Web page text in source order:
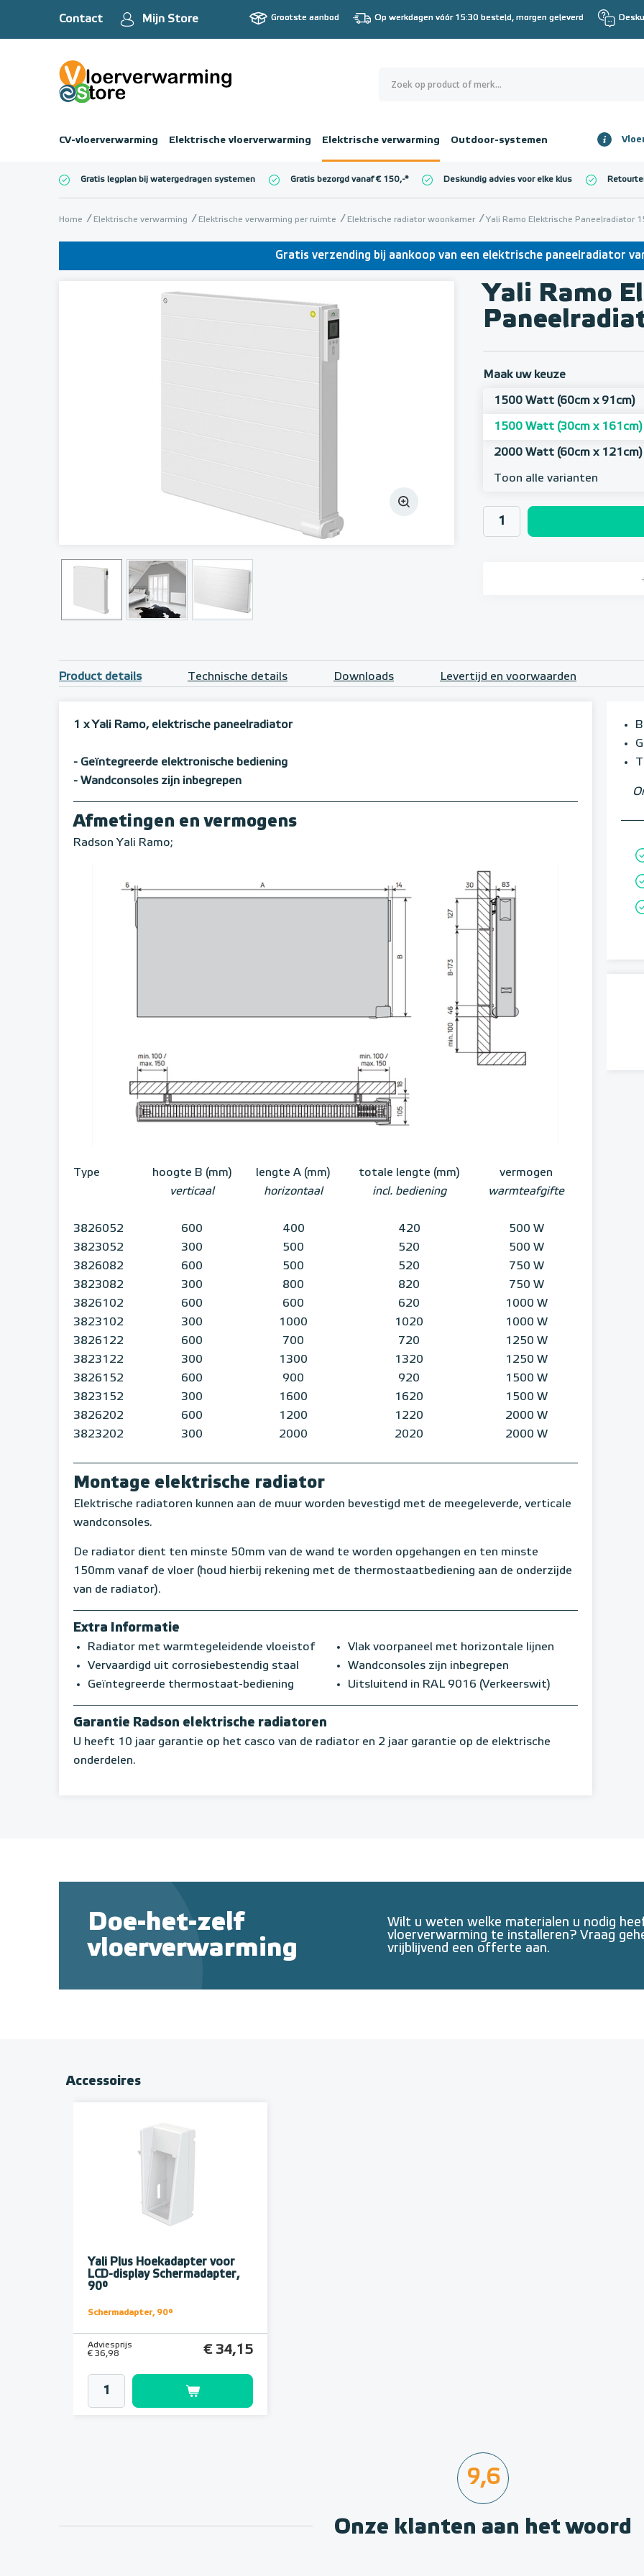
Contact Mijn Store Grootste aanbod Op werkdagen vóór 15:30 besteld, morgen geleverd
CV-vloerverwarming Elektrische vloerverwarming Elektrische verwarming Outdoor-systemen
€ 0,00
Gratis legplan bij watergedragen systemen Gratis bezorgd vanaf € 150,-* Deskundig advies voor elke klus
Home Elektrische verwarming Elektrische verwarming per ruimte Elektrische radiator woonkamer Yali Ramo Elektrische Paneelradiator
Gratis verzending bij aankoop van een elektrische paneelradiator
Yali Ramo
Maak uw keuze
1500 Watt (60cm x 91cm)
1500 Watt (30cm x 161cm)
2000 Watt (60cm x 121cm)
Toon alle varianten
Product details Technische details Downloads Levertijd en voorwaarden
1 x Yali Ramo, elektrische paneelradiator
- Geïntegreerde elektronische bediening
- Wandconsoles zijn inbegrepen
Afmetingen en vermogens
Radson Yali Ramo;
Type hoogte B (mm) lengte A (mm) totale lengte (mm)
vermogen
verticaal
horizontaal incl. bediening warmteafgifte
3826052 600 400 420
500 W
3823052
300 500 520
500 W
3826082
600 500 520
750 W
3823082
300 800 820
750 W
3826102
600 600 620
1000 W
3823102
300 1000 1020
1000 W
3826122
600 700 720
1250 W
3823122
300 1300 1320
1250 W
3826152
600 900 920
1500 W
3823152
300 1600 1620
1500 W
3826202
600 1200 1220
2000 W
3823202
300 2000 2020 2000 W
Montage elektrische radiator
Elektrische radiatoren kunnen aan de muur worden bevestigd met de meegeleverde, verticale
wandconsoles.
De radiator dient ten minste 50mm van de wand te worden opgehangen en ten minste
150mm vanaf de vloer (houd hierbij rekening met de thermostaatbediening aan de onderzijde
van de radiator).
Extra Informatie
Radiator met warmtegeleidende vloeistof
Vervaardigd uit corrosiebestendig staal
Geïntegreerde thermostaat-bediening
Vlak voorpaneel met horizontale lijnen
Wandconsoles zijn inbegrepen
Uitsluitend in RAL 9016 (Verkeerswit)
Garantie Radson elektrische radiatoren
U heeft 10 jaar garantie op het casco van de radiator en 2 jaar garantie op de elektrische
onderdelen.
Doe-het-zelf
vloerverwarming
Wilt u weten welke materialen u nodig
vloerverwarming te installeren? Vraag
vrijblijvend een offerte aan.
Accessoires
Yali Plus Hoekadapter voor
LCD-display Schermadapter,
90°
Schermadapter, 90°
Adviesprijs
€ 36,98
€ 34,15
9,6
Onze klanten aan het woord